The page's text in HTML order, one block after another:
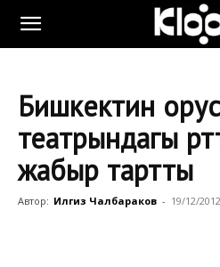
Бишкектин
театрындагы
жабыр тартты
Автор: Илгиз Чалбараков - 19/12/2012